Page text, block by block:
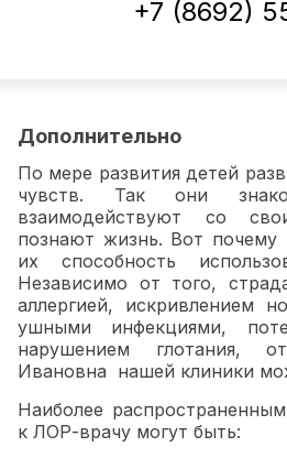
+7 (8692)
Дополнительно
По мере развития детей
чувств. Так они
взаимодействуют со
познают жизнь. Вот почему
их способность
Независимо от того,
аллергией, искривлением
ушными инфекциями,
нарушением глотания,
Ивановна нашей клиники
Наиболее
к ЛОР-врачу могут быть: